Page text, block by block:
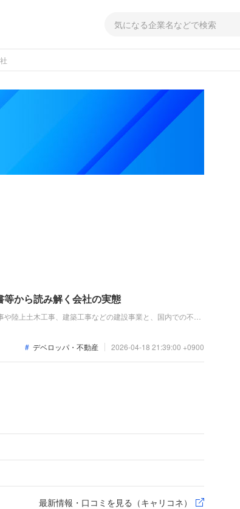
から読み解く会社の実態
陸上土木工事、建築工事などの建設事業と、国内での不動
デベロッパ・不動産 2026-04-18 21:39:00 +0900
最新情報・口コミを見る（キャリコネ）